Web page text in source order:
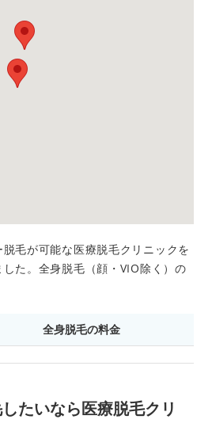
毛が可能な医療脱毛クリニックを
た。全身脱毛（顔・VIO除く）の
全身脱毛の料金
たいなら医療脱毛クリ